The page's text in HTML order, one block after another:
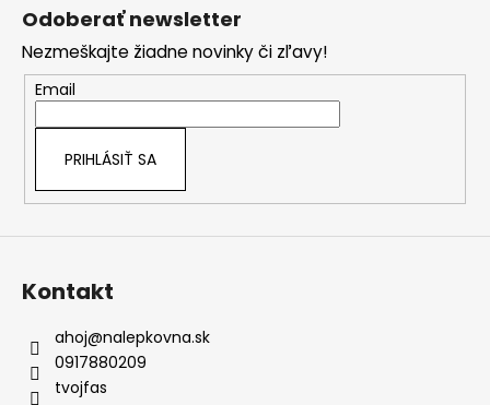
Odoberať newsletter
Nezmeškajte žiadne novinky či zľavy!
Email
PRIHLÁSIŤ SA
Kontakt
ahoj@nalepkovna.sk
0917880209
tvojfas